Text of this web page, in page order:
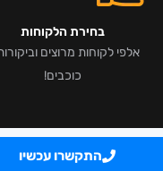
בחירת הלקוחות
כוכבים!
התקשרו עכשיו